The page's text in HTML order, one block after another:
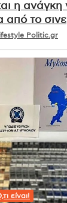
η ανάγκη
από το
Politic.gr
είναι!